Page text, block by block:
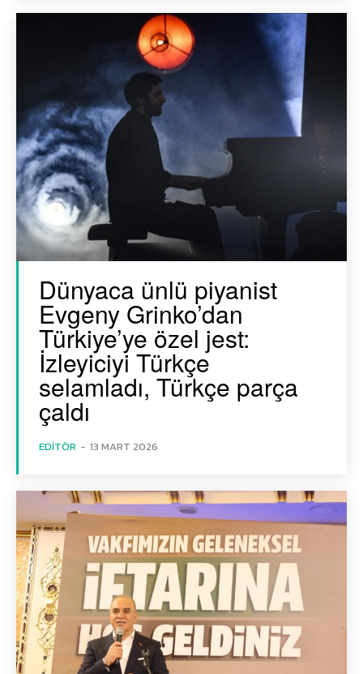
Dünyaca ünlü piyanist
Evgeny Grinko’dan
Türkiye’ye özel jest:
İzleyiciyi Türkçe
selamladı, Türkçe parça
çaldı
EDITÖR - 13 MART 2026